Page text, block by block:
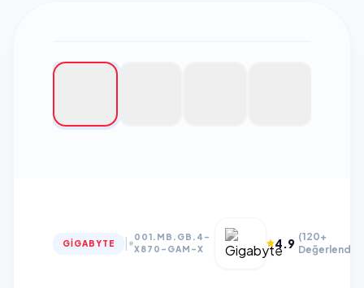
GIGABYTE
001.MB.GB.4-
X870-GAM-X
4.9 (120+